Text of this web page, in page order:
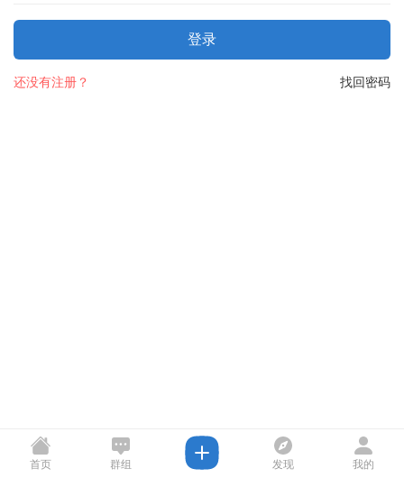
登录
找回密码
还没有注册？
首页 群组 发现 我的